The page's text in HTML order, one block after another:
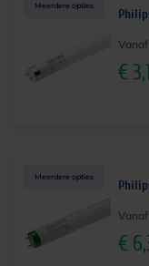
Meerdere opties
Vanaf
€
Meerdere opties
Vanaf
€